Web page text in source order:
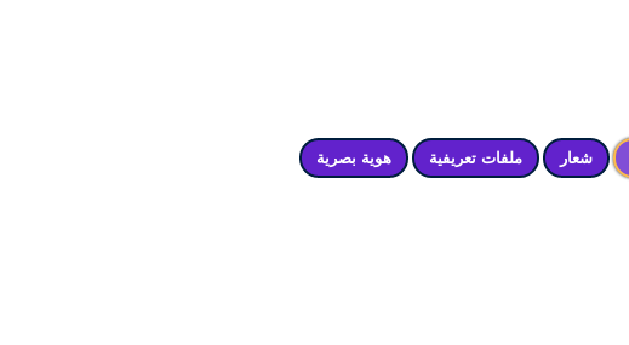
شعار ملفات تعريفية هوية بصرية